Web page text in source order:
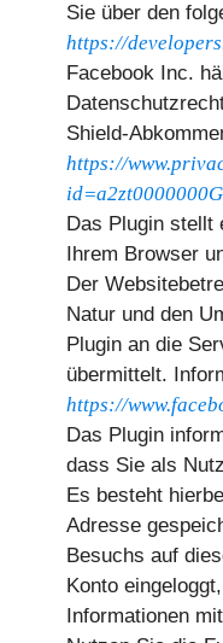
Sie über den
https://
Facebook Inc.
Shield-
https://
Das Plugin stellt
Ihrem Browser
Der
Natur und den
Plugin an die
übermittelt.
https://
Das Plugin
dass Sie als
Es besteht
Adresse
Besuchs auf
Konto
Informationen